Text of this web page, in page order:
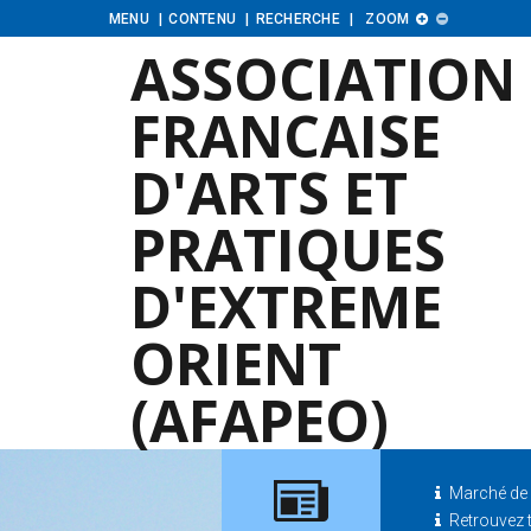
MENU CONTENU RECHERCHE ZOOM Augmenter
taille

Diminuer
taille

ASSOCIATION
FRANCAISE
D'ARTS ET
PRATIQUES
D'EXTREME
ORIENT
(AFAPEO)
Marché
Retrouvez